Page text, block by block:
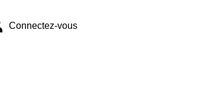
Connectez-vous